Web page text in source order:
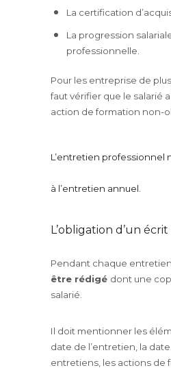
La certification
La progression
professionnelle.
Pour les entreprise de
faut vérifier que le salarié
action de formation non-
L’entretien professionnel
à l’entretien annuel.
L’obligation d’un écrit
Pendant chaque entretien
être rédigé dont une
salarié.
Il doit mentionner les
date de l’entretien, la
entretiens, les actions de